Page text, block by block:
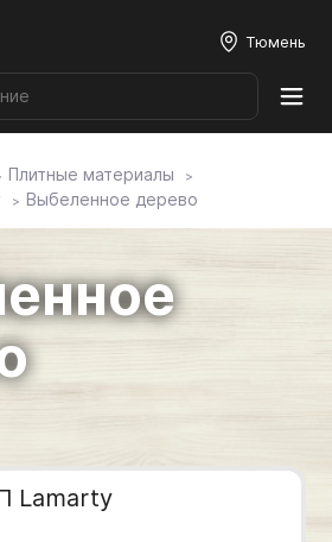
Тюмень
Плитные материалы
Выбеленное дерево
Lamarty